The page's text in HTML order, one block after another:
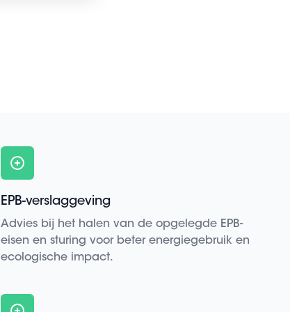
EPB-verslaggeving
Advies bij het halen van de opgelegde EPB-
eisen en sturing voor beter energiegebruik en
ecologische impact.